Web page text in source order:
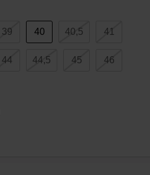
39 40 40,5 41
44 44,5 45 46